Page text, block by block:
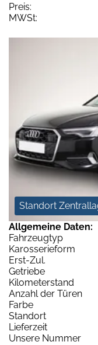
Preis:
MWSt:
Standort
Allgemeine Daten:
Fahrzeugtyp
Karosserieform
Erst-Zul.
Getriebe
Kilometerstand
Anzahl der Türen
Farbe
Standort
Lieferzeit
Unsere Nummer